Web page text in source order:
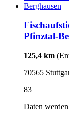
Pfinztal-
125,4 km
70565
83
Daten